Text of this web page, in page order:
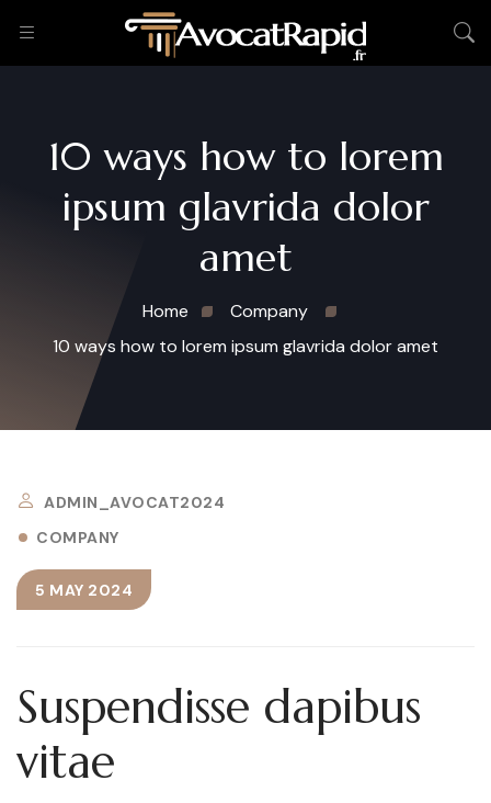
10 ways how to lorem
ipsum glavrida dolor
amet
Home
Company
10 ways how to lorem ipsum glavrida dolor amet
ADMIN_AVOCAT2024
COMPANY
5 MAY 2024
Suspendisse dapibus
vitae